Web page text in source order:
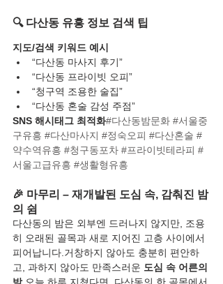
🔍 다산동 유흥 정보 검색 팁
지도/검색 키워드 예시
“다산동 마사지 후기”
“다산동 프라이빗 오피”
“청구역 조용한 술집”
“다산동 혼술 감성 주점”
SNS 해시태그 최적화#다산동밤문화 #서울중
구유흥 #다산마사지 #정숙오피 #다산혼술 #
약수역유흥 #청구동포차 #프라이빗테라피 #
서울고급유흥 #생활형유흥
🎉 마무리 – 재개발된 도심 속, 감춰진 밤
의 쉼
다산동의 밤은 외부엔 드러나지 않지만, 조용
히 오래된 골목과 새로 지어진 고층 사이에서
피어납니다.거창하지 않아도 충분히 편안하
고, 과하지 않아도 만족스러운 도심 속 어른의